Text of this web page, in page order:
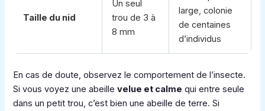
Taille du nid
Un seul
trou de 3 à
8 mm
large, colonie
de centaines
d’individus
En cas de doute, observez le comportement de l’insecte.
Si vous voyez une abeillevelue et calme qui entre seule
dans un petit trou, c’est bien une abeille de terre. Si